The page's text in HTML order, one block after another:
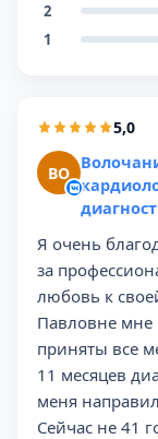
2
1
5,0
ВО
Я очень
за
любовь к
Павловне мне
приняты все
11 месяцев
меня
Сейчас не 41